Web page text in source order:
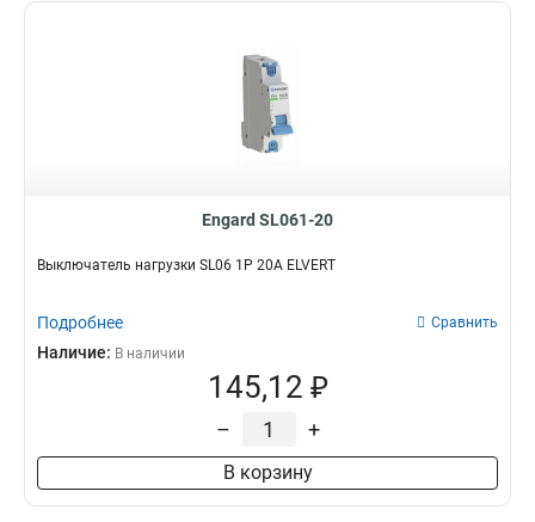
Engard SL061-20
Выключатель нагрузки SL06 1Р 20А ELVERT
Подробнее Сравнить
Наличие: В наличии
145,12 ₽
– +
В корзину